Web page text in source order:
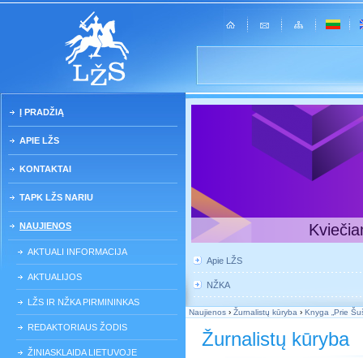
Į PRADŽIĄ
APIE LŽS
KONTAKTAI
TAPK LŽS NARIU
NAUJIENOS
AKTUALI INFORMACIJA
AKTUALIJOS
LŽS IR NŽKA PIRMININKAS
REDAKTORIAUS ŽODIS
ŽINIASKLAIDA LIETUVOJE
Apie LŽS
NŽKA
Naujienos › Žurnalistų kūryba › Knyga „Prie
Žurnalistų kūryba